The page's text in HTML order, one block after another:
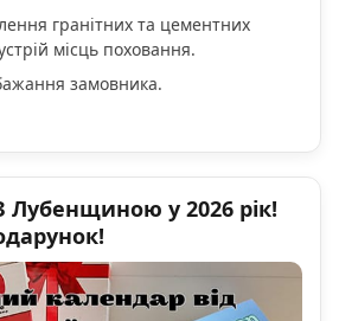
гранітних та цементних
місць поховання.
замовника.
Лубенщиною у 2026 рік!